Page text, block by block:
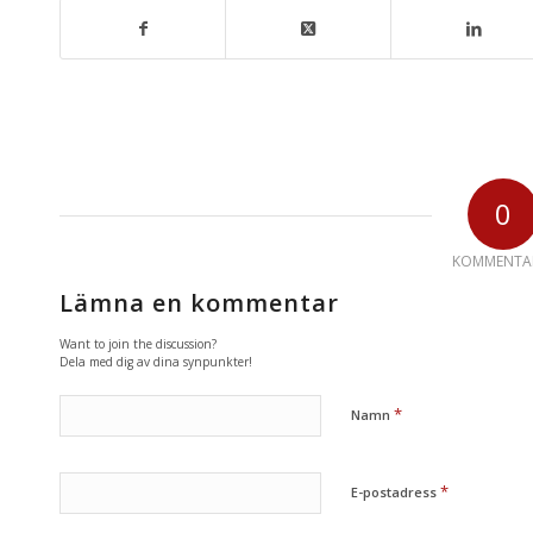
0
Lämna en kommentar
Want to join the discussion?
Dela med dig av dina synpunkter!
Namn *
E-postadress *